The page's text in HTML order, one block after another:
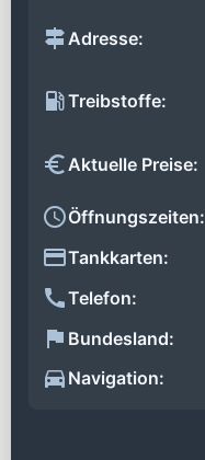
Adresse:
Treibstoffe:
Aktuelle Preise:
Öffnungszeiten:
Tankkarten:
Telefon:
Bundesland:
Navigation: